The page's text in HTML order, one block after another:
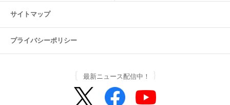
サイトマップ
プライバシーポリシー
最新ニュース配信中！